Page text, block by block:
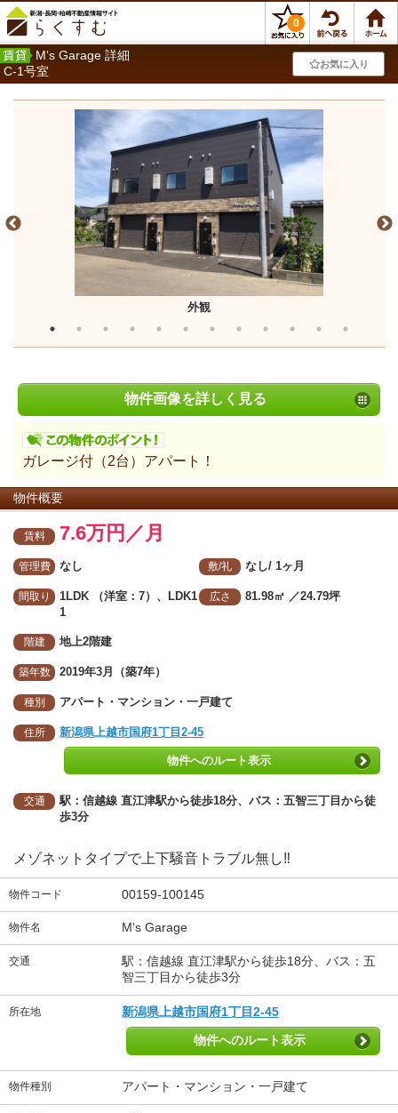
0
M‘s Garage 詳細
C-1号室
お気に入り
外観
物件画像を詳しく見る
ガレージ付（2台）アパート！
物件概要
賃料 7.6万円／月
管理費 なし 敷/礼 なし/ 1ヶ月
間取り
1LDK （洋室：7）、LDK1
1
広さ 81.98㎡ ／24.79坪
階建 地上2階建
築年数 2019年3月（築7年）
種別 アパート・マンション・一戸建て
住所 新潟県上越市国府1丁目2-45
物件へのルート表示
交通
駅：信越線 直江津駅から徒歩18分、バス：五智三丁目から徒
歩3分
メゾネットタイプで上下騒音トラブル無し‼
物件コード 00159-100145
物件名 M‘s Garage
交通
駅：信越線 直江津駅から徒歩18分、バス：五
智三丁目から徒歩3分
所在地 新潟県上越市国府1丁目2-45
物件へのルート表示
物件種別 アパート・マンション・一戸建て